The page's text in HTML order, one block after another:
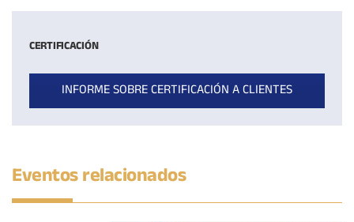
CERTIFICACIÓN
INFORME SOBRE CERTIFICACIÓN A CLIENTES
Eventos relacionados